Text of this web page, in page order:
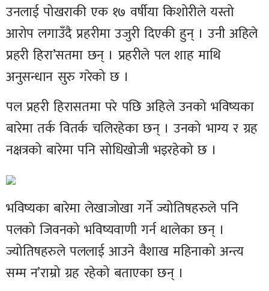
उनलाई पोखराकी एक १७ वर्षीया किशोरीले यस्तो
आरोप लगाउँदै प्रहरीमा उजुरी दिएकी हुन् । उनी अहिले
प्रहरी हिरा’सतमा छन् । प्रहरीले पल शाह माथि
अनुसन्धान सुरु गरेको छ ।
पल प्रहरी हिरासतमा परे पछि अहिले उनको भविष्यका
बारेमा तर्क वितर्क चलिरहेका छन् । उनको भाग्य र ग्रह
नक्षत्रको बारेमा पनि सोधिखोजी भइरहेको छ ।
भविष्यका बारेमा लेखाजोखा गर्ने ज्योतिषहरुले पनि
पलको जिवनको भविष्यवाणी गर्न थालेका छन् ।
ज्योतिषहरुले पललाई आउने वैशाख महिनाको अन्त्य
सम्म न’राम्रो ग्रह रहेको बताएका छन् ।